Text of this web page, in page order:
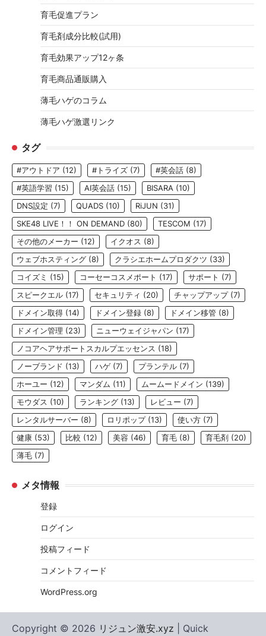
育毛促進プラン
育毛剤成分比較(試用)
育毛効果アップ12ヶ条
育毛商品通販購入
薄毛ハゲのコラム
薄毛ハゲ激選リンク
タグ
#アウトドア (12) #トライズ (7) #英会話 (8)
#英語学習 (15) AI英会話 (15) BISARA (10)
DNS設定 (7) QUADS (10) RiJUN (31)
SKE48 LIVE！！ ON DEMAND (80) TESCOM (17)
その他のメーカー (12) イクオス (8)
ウェブホスティング (8) クラシエホームプロダクツ (33)
コイズミ (15) コーセーコスメポート (17) サポート (7)
スピークエル (17) セキュリティ (20) チャップアップ(7)
ドメイン取得 (14) ドメイン登録 (8) ドメイン移管 (8)
ドメイン管理 (23) ニューウェイジャパン (17)
ノコアヘアサポートスカルプエッセンス (18)
ノーブランド (13) ハゲ (7) プランテル (7)
ホーユー (12) マンダム (11) ムームードメイン (139)
モウダス (10) ランキング (13) レビュー (7)
レンタルサーバー (8) ロリポップ(13) 使い方 (7)
健康 (53) 比較 (12) 美容 (46) 育毛 (8) 育毛剤 (20)
薄毛 (7)
メタ情報
登録
ログイン
投稿フィード
コメントフィード
WordPress.org
Copyright © 2026 リジュン激安.xyz | Quick